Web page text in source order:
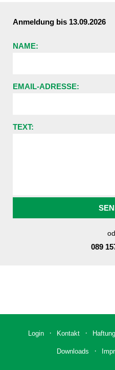
Anmeldung bis 13.09.2026
NAME:
EMAIL-ADRESSE:
TEXT:
Login Kontakt
Downloads